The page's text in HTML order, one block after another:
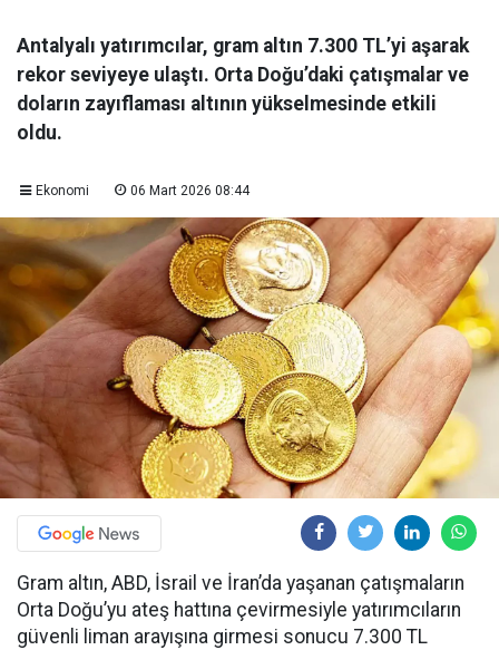
Antalyalı yatırımcılar, gram altın 7.300 TL’yi aşarak
rekor seviyeye ulaştı. Orta Doğu’daki çatışmalar ve
doların zayıflaması altının yükselmesinde etkili
oldu.
Ekonomi 06 Mart 2026 08:44
Gram altın, ABD, İsrail ve İran’da yaşanan çatışmaların
Orta Doğu’yu ateş hattına çevirmesiyle yatırımcıların
güvenli liman arayışına girmesi sonucu 7.300 TL